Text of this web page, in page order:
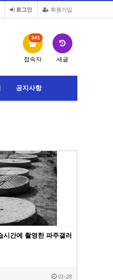
회원가입
로그인
접속자
341
새글
공지사항
시간에 촬영한 파주갤러
01-28